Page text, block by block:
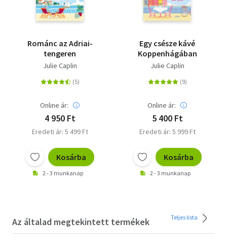
Románc az Adriai-
tengeren
Julie Caplin
Online ár:
4 950 Ft
Eredeti ár: 5 499 Ft
Kosárba
2 - 3 munkanap
Egy csésze kávé
Koppenhágában
Julie Caplin
Online ár:
5 400 Ft
Eredeti ár: 5 999 Ft
Kosárba
2 - 3 munkanap
Az általad megtekintett termékek Teljes lista